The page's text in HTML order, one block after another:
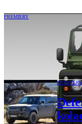
PREMIERY
Defender w
Powstanie 10
TEN